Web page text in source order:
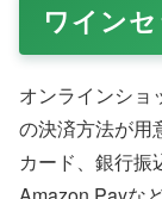
ワイン
オンラインショ
の決済方法が用
カード、銀行振